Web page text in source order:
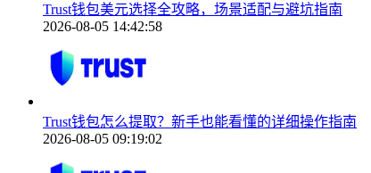
Trust钱包美元选择全攻略，场景适配与避坑指南
2026-08-05 14:42:58
Trust钱包怎么提取？新手也能看懂的详细操作指南
2026-08-05 09:19:02